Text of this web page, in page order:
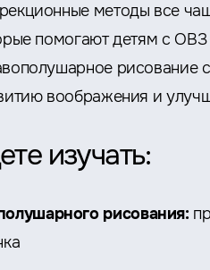
методы все
помогают детям с ОВЗ
рисование
воображения и
изучать:
рисования: